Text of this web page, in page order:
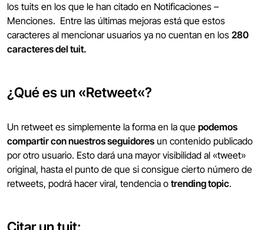
los tuits en los que le han citado en Notificaciones –
Menciones. Entre las últimas mejoras está que estos
caracteres al mencionar usuarios ya no cuentan en los 280
caracteres del tuit.
¿Qué es un «Retweet«?
Un retweet es simplemente la forma en la que podemos
compartir con nuestros seguidores un contenido publicado
por otro usuario. Esto dará una mayor visibilidad al «tweet»
original, hasta el punto de que si consigue cierto número de
retweets, podrá hacer viral, tendencia o trending topic.